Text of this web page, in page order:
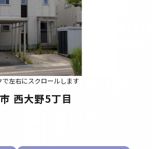
西大野5丁目
で左右にスクロールします